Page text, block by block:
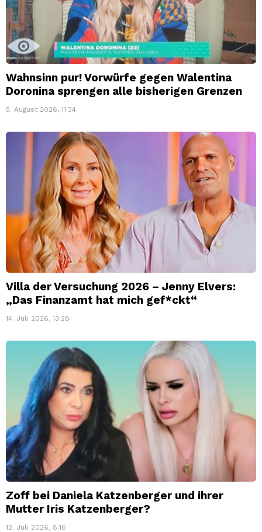
Wahnsinn pur! Vorwürfe gegen Walentina
Doronina sprengen alle bisherigen Grenzen
5. August 2026, 11:34
Villa der Versuchung 2026 – Jenny Elvers:
„Das Finanzamt hat mich gef*ckt“
14. Juli 2026, 13:28
Zoff bei Daniela Katzenberger und ihrer
Mutter Iris Katzenberger?
12. Juli 2026, 8:16